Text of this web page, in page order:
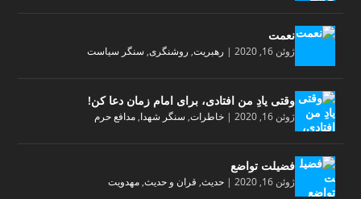
نعمت
ژوئن 16, 2020 | رهبریت, روشنگری, سنگر سیاست
وقتی یادِ من افتادی، برای امام زمان دعا کن!
ژوئن 16, 2020 |خاطرات, سنگر شهدا,مدافع حرم
فضیلت تواضع
ژوئن 16, 2020 |حدیث, قران و حدیث,مهدویت